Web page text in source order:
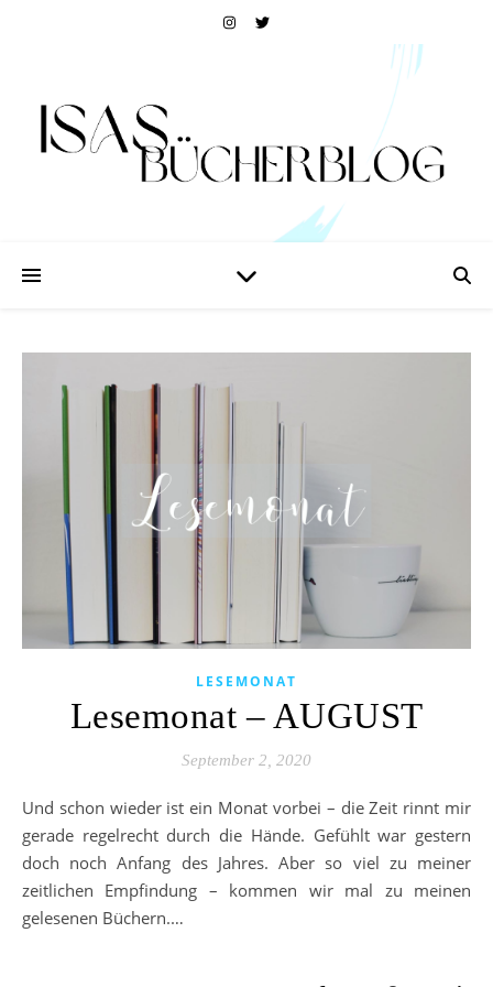
LESEMONAT
Lesemonat – AUGUST
September 2, 2020
Und schon wieder ist ein Monat vorbei – die Zeit rinnt mir
gerade regelrecht durch die Hände. Gefühlt war gestern
doch noch Anfang des Jahres. Aber so viel zu meiner
zeitlichen Empfindung – kommen wir mal zu meinen
gelesenen Büchern.…